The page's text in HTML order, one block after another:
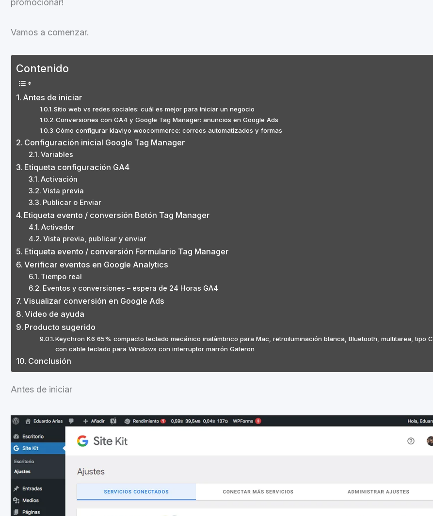
promocionar!
Vamos a comenzar.
Contenido
Antes de iniciar
Sitio web vs redes sociales: cuál es mejor para iniciar un negocio
Conversiones con GA4 y Google Tag Manager: anuncios en Google Ads
Cómo configurar klaviyo woocommerce: correos automatizados y formas
Configuración inicial Google Tag Manager
Variables
Etiqueta configuración GA4
Activación
Vista previa
Publicar o Enviar
Etiqueta evento / conversión Botón Tag Manager
Activador
Vista previa, publicar y enviar
Etiqueta evento / conversión Formulario Tag Manager
Verificar eventos en Google Analytics
Tiempo real
Eventos y conversiones – espera de 24 Horas GA4
Visualizar conversión en Google Ads
Video de ayuda
Producto sugerido
Keychron K6 65% compacto teclado mecánico inalámbrico para Mac, retroiluminación blanca, Bluetooth, multitarea, tipo C
con cable teclado para Windows con interruptor marrón Gateron
Conclusión
Antes de iniciar